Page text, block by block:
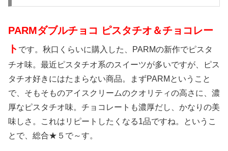
PARMダブルチョコ ピスタチオ＆チョコレー
ト です。秋口くらいに購入した、PARMの新作でピスタ
チオ味。最近ピスタチオ系のスイーツが多いですが、ピス
タチオ好きにはたまらない商品。まずPARMということ
で、そもそものアイスクリームのクオリティの高さに、濃
厚なピスタチオ味。チョコレートも濃厚だし、かなりの美
味しさ。これはリピートしたくなる1品ですね。というこ
とで、総合★５で～す。